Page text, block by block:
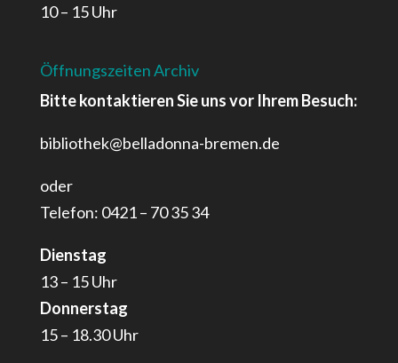
10 – 15 Uhr
Öffnungszeiten Archiv
Bitte kontaktieren Sie uns vor Ihrem Besuch:
bibliothek@belladonna-bremen.de
oder
Telefon: 0421 – 70 35 34
Dienstag
13 – 15 Uhr
Donnerstag
15 – 18.30 Uhr